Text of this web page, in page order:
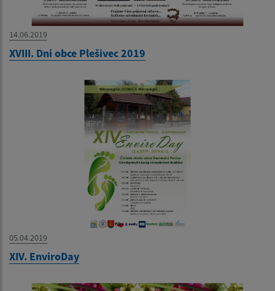
14.06.2019
XVIII. Dni obce Plešivec 2019
05.04.2019
XIV. EnviroDay